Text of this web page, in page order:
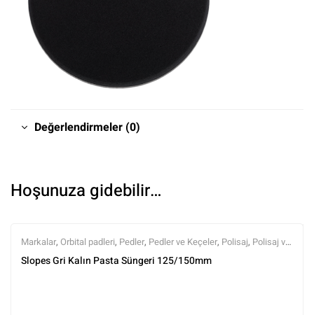
Değerlendirmeler (0)
Hoşunuza gidebilir…
Markalar, Orbital padleri, Pedler, Pedler ve Keçeler, Polisaj, Polisaj ve
Parlatma,Rotary Padleri, Slopes,Tüm Ürünler,Tüm Ürünler
Slopes Gri Kalın Pasta Süngeri 125/150mm